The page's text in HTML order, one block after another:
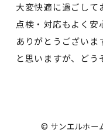
大変快適に過ごして
点検・対応もよく安
ありがとうございま
と思いますが、どう
© サンエルホー